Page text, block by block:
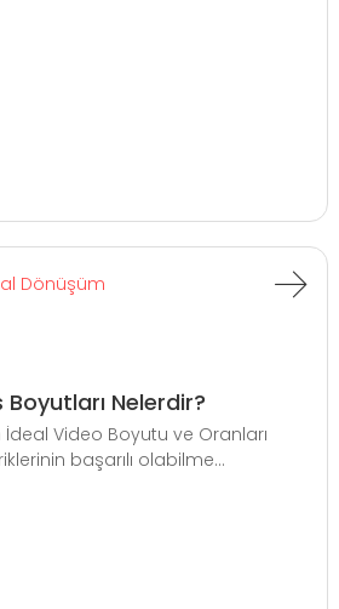
Dönüşüm
Nelerdir?
Video Boyutu ve Oranları
başarılı olabilme...